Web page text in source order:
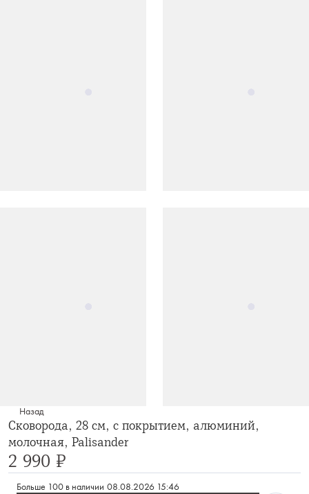
Назад
Сковорода, 28 см, с покрытием, алюминий,
молочная, Palisander
2 990 ₽
Больше 100 в наличии 08.08.2026 15:46